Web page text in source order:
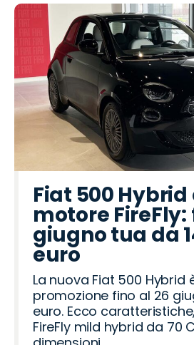
Fiat 500 Hybrid
motore FireFly:
giugno tua da
euro
La nuova Fiat 500 Hybrid
promozione fino al 26
euro. Ecco
FireFly mild hybrid da 70